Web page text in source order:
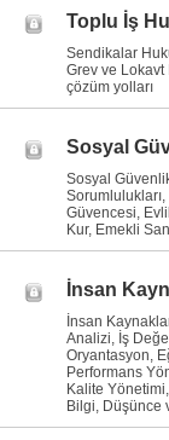
Toplu İş
Sendikalar
Grev ve Lokavt
çözüm yolları
Sosyal
Sosyal
Sorumlulukları,
Güvencesi,
Kur, Emekli
İnsan
İnsan
Analizi, İş
Oryantasyon,
Performans
Kalite
Bilgi, Düşünce